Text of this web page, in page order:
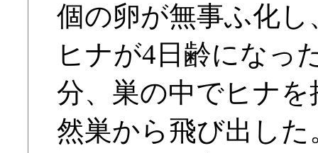
個の卵が無事ふ化
ヒナが4日齢になっ
分、巣の中でヒナ
然巣から飛び出し